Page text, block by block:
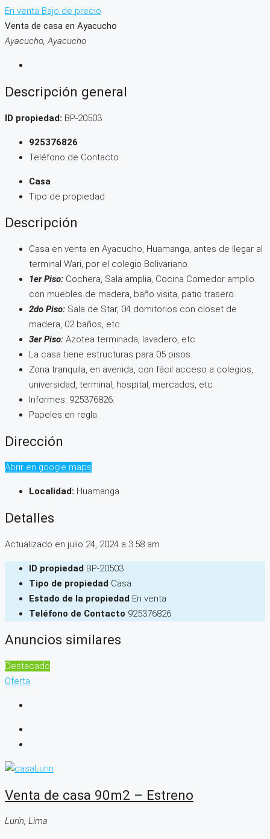
En venta Bajo de precio
Venta de casa en Ayacucho
Ayacucho, Ayacucho
Descripción general
ID propiedad: BP-20503
925376826
Teléfono de Contacto
Casa
Tipo de propiedad
Descripción
Casa en venta en Ayacucho, Huamanga, antes de llegar al
terminal Wari, por el colegio Bolivariano.
1er Piso: Cochera, Sala amplia, Cocina Comedor amplio
con muebles de madera, baño visita, patio trasero.
2do Piso: Sala de Star, 04 domitorios con closet de
madera, 02 baños, etc.
3er Piso: Azotea terminada, lavadero, etc.
La casa tiene estructuras para 05 pisos.
Zona tranquila, en avenida, con fácil acceso a colegios,
universidad, terminal, hospital, mercados, etc.
Informes: 925376826.
Papeles en regla.
Dirección
Abrir en google maps
Localidad: Huamanga
Detalles
Actualizado en julio 24, 2024 a 3:58 am
ID propiedad BP-20503
Tipo de propiedad Casa
Estado de la propiedad En venta
Teléfono de Contacto 925376826
Anuncios similares
Destacado
Oferta
Venta de casa 90m2 – Estreno
Lurín, Lima